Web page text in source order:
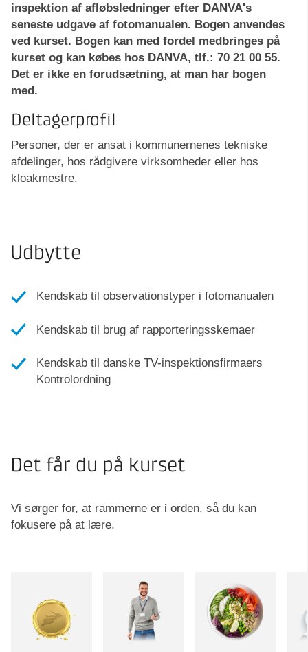
inspektion af afløbsledninger efter DANVA's
seneste udgave af fotomanualen. Bogen anvendes
ved kurset. Bogen kan med fordel medbringes på
kurset og kan købes hos DANVA, tlf.: 70 21 00 55.
Det er ikke en forudsætning, at man har bogen
med.
Deltagerprofil
Personer, der er ansat i kommunernenes tekniske
afdelinger, hos rådgivere virksomheder eller hos
kloakmestre.
Udbytte
Kendskab til observationstyper i fotomanualen
Kendskab til brug af rapporteringsskemaer
Kendskab til danske TV-inspektionsfirmaers
Kontrolordning
Det får du på kurset
Vi sørger for, at rammerne er i orden, så du kan
fokusere på at lære.